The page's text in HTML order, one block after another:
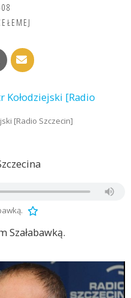
[Radio Szczecin]
Szałabawką.